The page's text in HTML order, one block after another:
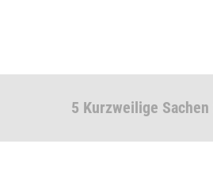
5 Kurzweilige